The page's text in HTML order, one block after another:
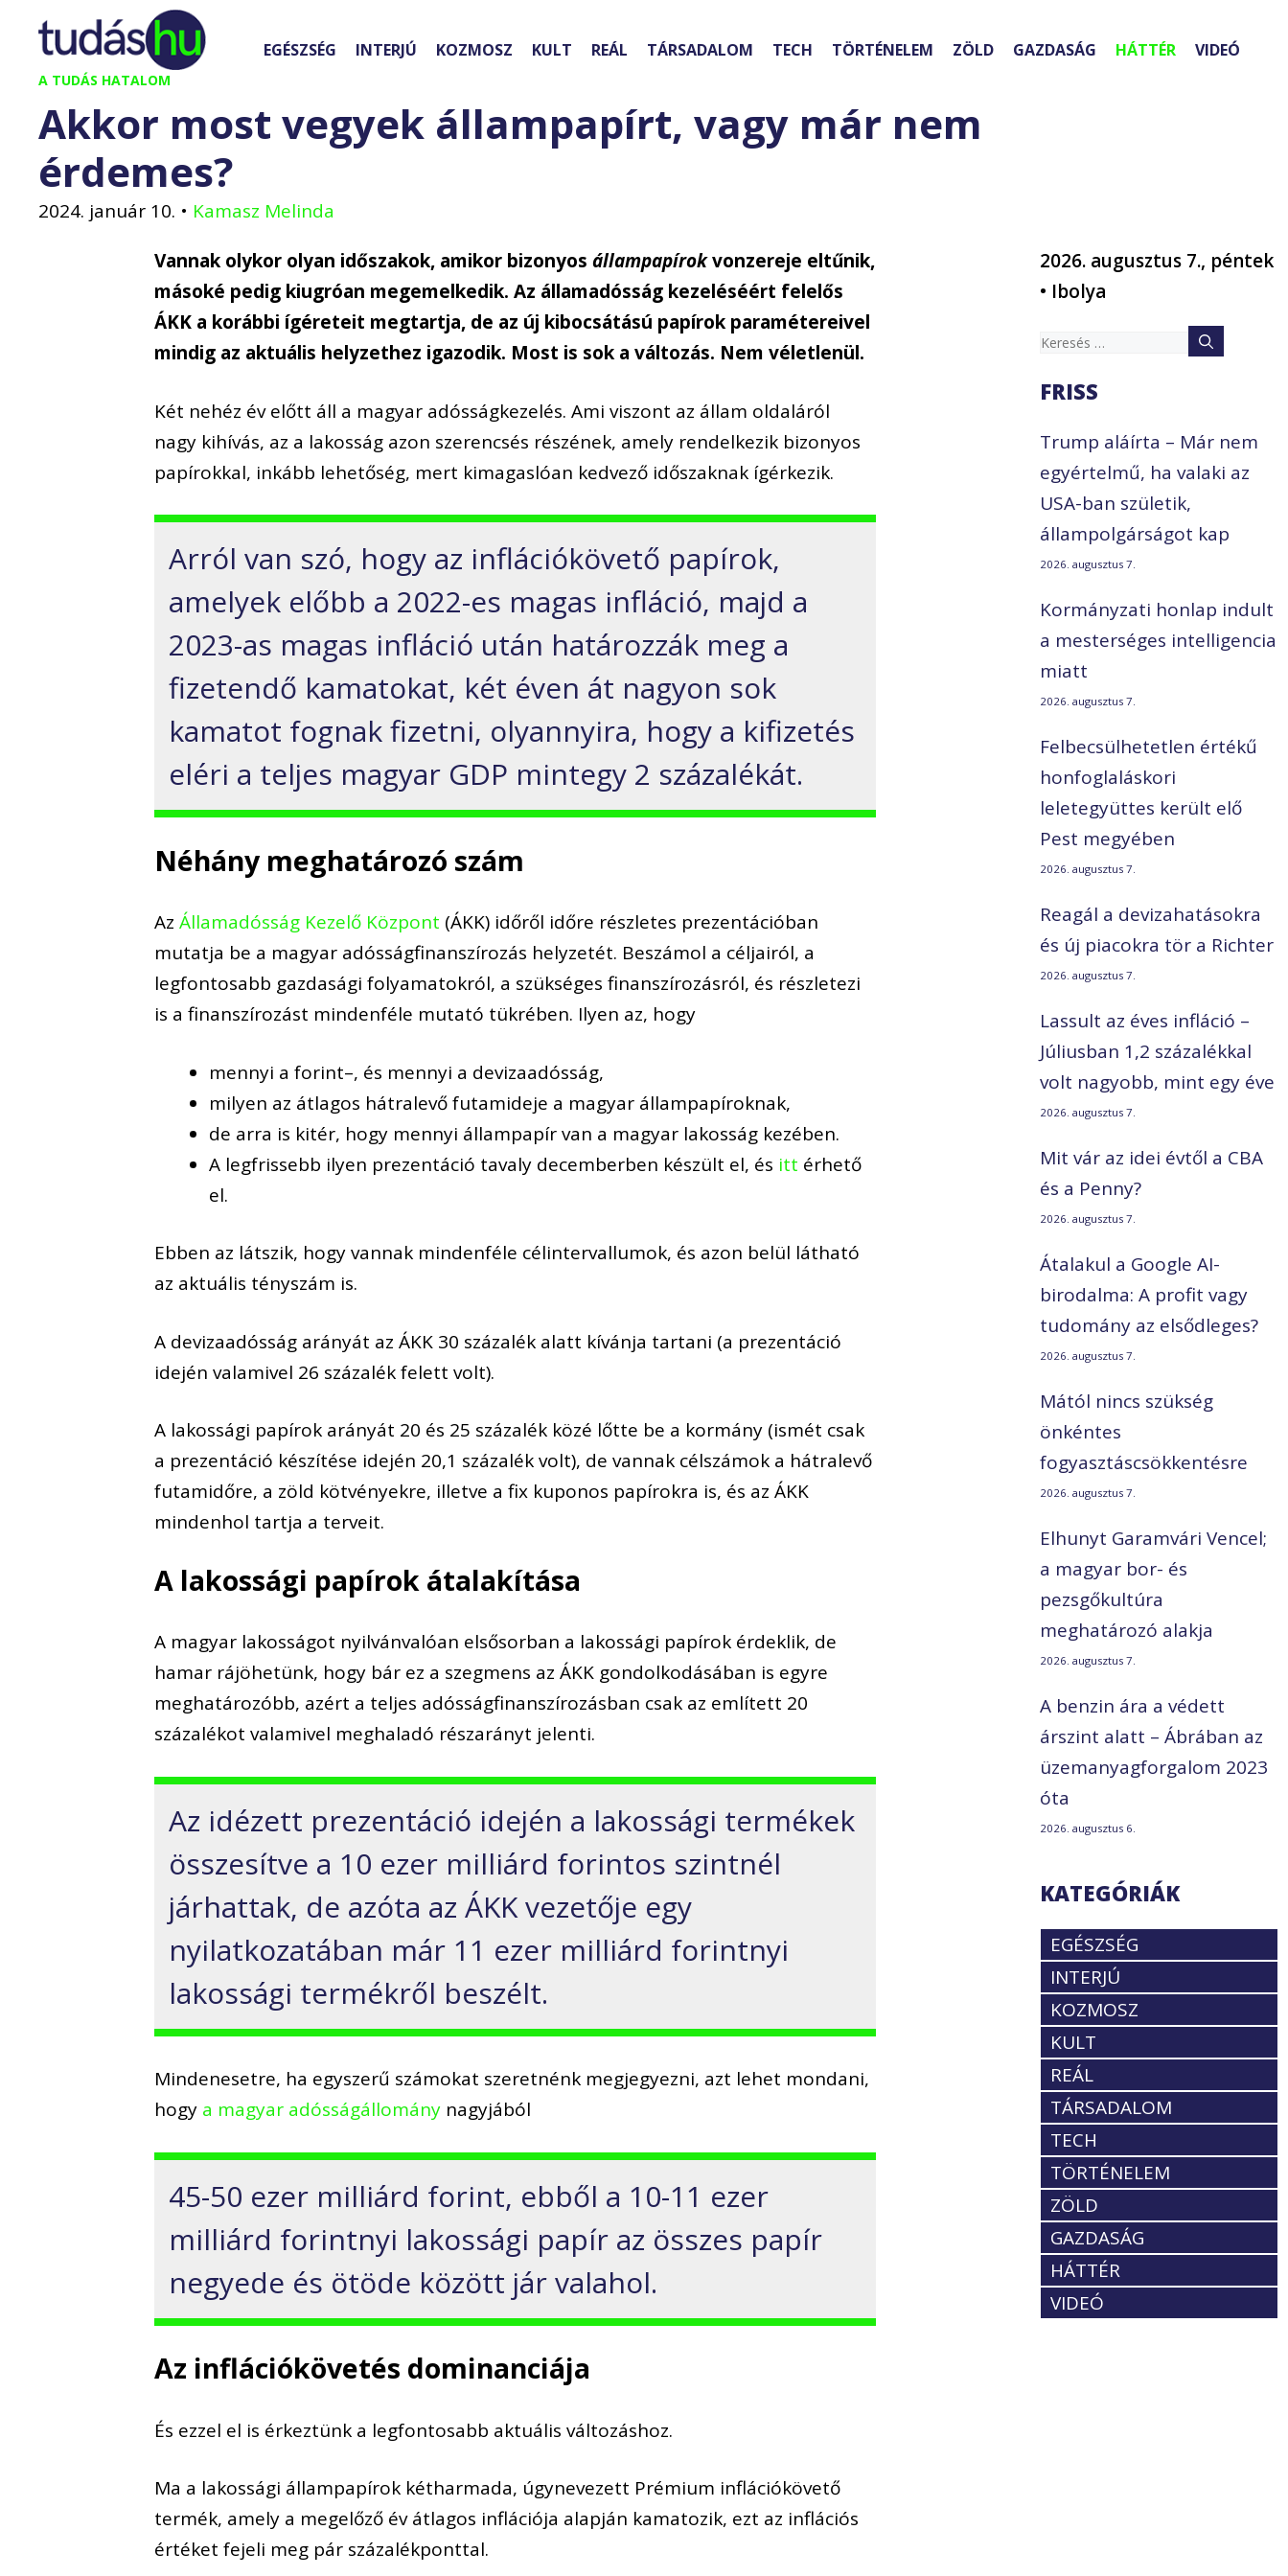
Kilépés
tartalomba
A TUDÁS HATALOM
EGÉSZSÉG INTERJÚ KOZMOSZ KULT REÁL TÁRSADALOM TECH TÖRTÉNELEM ZÖLD GAZDASÁG HÁTTÉR VIDEÓ
Akkor most vegyek állampapírt, vagy már nem
érdemes?
2024. január 10. • Kamasz Melinda
Vannak olykor olyan időszakok, amikor bizonyosállampapírokvonzereje eltűnik,
másoké pedig kiugróan megemelkedik. Az államadósság kezeléséért felelős
ÁKK a korábbi ígéreteit megtartja, de az új kibocsátású papírok paramétereivel
mindig az aktuális helyzethez igazodik. Most is sok a változás. Nem véletlenül.
Két nehéz évelőtt áll a magyar adósságkezelés. Amiviszont az állam oldaláról
nagy kihívás, az a lakosság azon szerencsés részének, amely rendelkezik bizonyos
papírokkal, inkább lehetőség, mert kimagaslóan kedvező időszaknak ígérkezik.
Arról van szó, hogy az inflációkövető papírok,
amelyek előbb a 2022-es magas infláció, majd a
2023-as magas infláció után határozzák meg a
fizetendő kamatokat, két éven át nagyon sok
kamatot fognak fizetni, olyannyira, hogy a kifizetés
eléri a teljes magyar GDP mintegy 2 százalékát.
Néhány meghatározó szám
AzÁllamadósság Kezelő Központ (ÁKK) időről időre részletes prezentációban
mutatja be a magyar adósságfinanszírozás helyzetét. Beszámol a céljairól, a
legfontosabb gazdasági folyamatokról, a szükséges finanszírozásról, és részletezi
is a finanszírozást mindenféle mutató tükrében. Ilyen az, hogy
mennyi a forint–, és mennyi a devizaadósság,
milyen az átlagos hátralevő futamideje a magyar állampapíroknak,
de arra is kitér, hogy mennyi állampapír van a magyar lakosság kezében.
A legfrissebb ilyen prezentáció tavaly decemberben készült el, és itt érhető
el.
Ebben az látszik, hogy vannak mindenféle célintervallumok, és azon belül látható
az aktuális tényszám is.
A devizaadósság arányát az ÁKK 30 százalék alatt kívánja tartani (a prezentáció
idején valamivel 26 százalék felett volt).
A lakossági papírok arányát 20 és 25 százalék közé lőtte be a kormány (ismét csak
a prezentáció készítése idején 20,1 százalékvolt), de vannak célszámok a hátralevő
futamidőre, a zöld kötvényekre, illetve a fix kuponos papírokra is, és az ÁKK
mindenhol tartja a terveit.
A lakossági papírok átalakítása
A magyar lakosságot nyilvánvalóan elsősorban a lakossági papírok érdeklik, de
hamar rájöhetünk, hogy bár ez a szegmens az ÁKK gondolkodásában is egyre
meghatározóbb, azért a teljes adósságfinanszírozásban csak az említett 20
százalékot valamivel meghaladó részarányt jelenti.
Az idézett prezentáció idején a lakossági termékek
összesítve a 10 ezer milliárd forintos szintnél
járhattak, de azóta az ÁKK vezetője egy
nyilatkozatában már 11 ezer milliárd forintnyi
lakossági termékről beszélt.
Mindenesetre, ha egyszerű számokat szeretnénk megjegyezni, azt lehet mondani,
hogy a magyar adósságállomány nagyjából
45-50 ezer milliárd forint, ebből a 10-11 ezer
milliárd forintnyi lakossági papír az összes papír
negyede és ötöde között jár valahol.
Az inflációkövetés dominanciája
És ezzel el is érkeztünk a legfontosabb aktuális változáshoz.
Ma a lakossági állampapírok kétharmada, úgynevezett Prémium inflációkövető
termék, amely a megelőző év átlagos inflációja alapján kamatozik, ezt az inflációs
értéket fejeli meg pár százalékponttal.
2026. augusztus 7., péntek
• Ibolya
Keresés:
FRISS
Trump aláírta – Már nem
egyértelmű, ha valaki az
USA-ban születik,
állampolgárságot kap
2026. augusztus 7.
Kormányzati honlap indult
a mesterséges intelligencia
miatt
2026. augusztus 7.
Felbecsülhetetlen értékű
honfoglaláskori
leletegyüttes került elő
Pest megyében
2026. augusztus 7.
Reagál a devizahatásokra
és új piacokra tör a Richter
2026. augusztus 7.
Lassult az éves infláció –
Júliusban 1,2 százalékkal
volt nagyobb, mint egy éve
2026. augusztus 7.
Mit vár az idei évtől a CBA
és a Penny?
2026. augusztus 7.
Átalakul a Google AI-
birodalma: A profit vagy
tudomány az elsődleges?
2026. augusztus 7.
Mától nincs szükség
önkéntes
fogyasztáscsökkentésre
2026. augusztus 7.
Elhunyt Garamvári Vencel;
a magyar bor- és
pezsgőkultúra
meghatározó alakja
2026. augusztus 7.
A benzin ára a védett
árszint alatt – Ábrában az
üzemanyagforgalom 2023
óta
2026. augusztus 6.
KATEGÓRIÁK
EGÉSZSÉG
INTERJÚ
KOZMOSZ
KULT
REÁL
TÁRSADALOM
TECH
TÖRTÉNELEM
ZÖLD
GAZDASÁG
HÁTTÉR
VIDEÓ